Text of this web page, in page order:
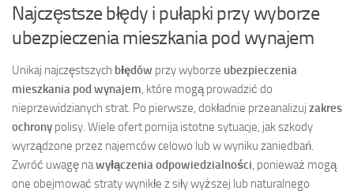
Najczęstsze błędy i pułapki przy wyborze
ubezpieczenia mieszkania pod wynajem
Unikaj najczęstszych błędów przy wyborze ubezpieczenia
mieszkania pod wynajem, które mogą prowadzić do
nieprzewidzianych strat. Po pierwsze, dokładnie przeanalizuj zakres
ochrony polisy. Wiele ofert pomija istotne sytuacje, jak szkody
wyrządzone przez najemców celowo lub w wyniku zaniedbań.
Zwróć uwagę nawyłączenia odpowiedzialności, ponieważ mogą
one obejmować straty wynikłe z siły wyższej lub naturalnego